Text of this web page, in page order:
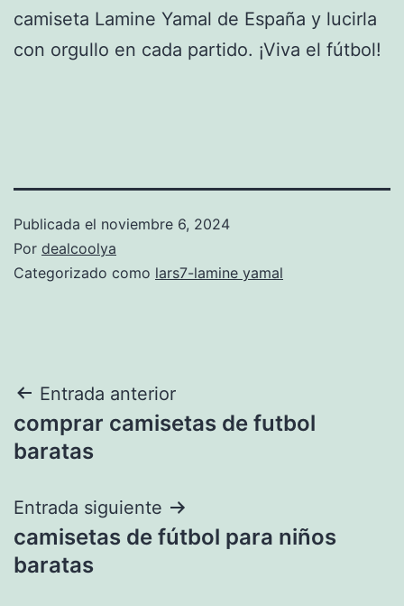
camiseta Lamine Yamal de España y lucirla
con orgullo en cada partido. ¡Viva el fútbol!
Publicada el noviembre 6, 2024
Por dealcoolya
Categorizado como lars7-lamine yamal
Navegación
de
Entrada anterior
comprar camisetas de futbol
baratas
Entrada siguiente
camisetas de fútbol para niños
baratas